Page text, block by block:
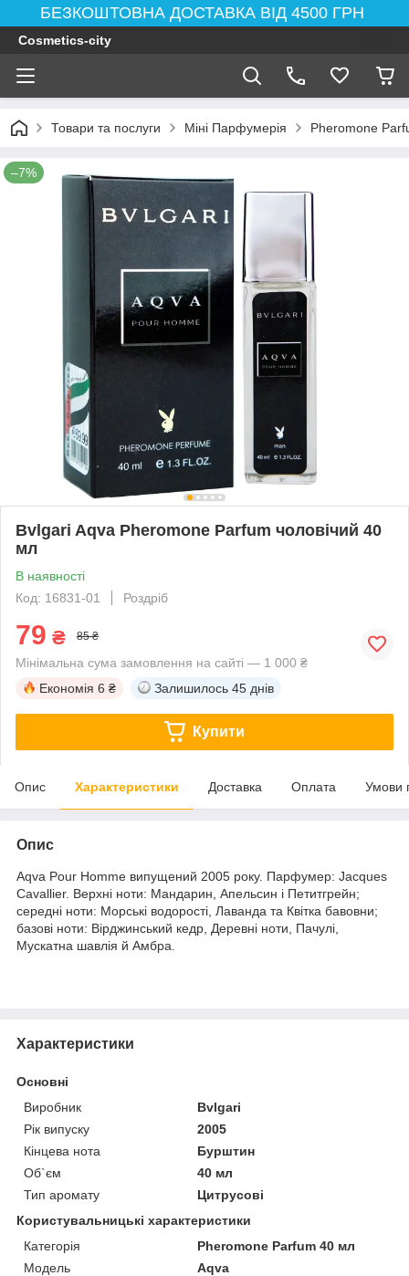
БЕЗКОШТОВНА ДОСТАВКА ВІД 4500 ГРН
Cosmetics-city
Товари та послуги Міні Парфумерія Pheromone
–7%
Bvlgari Aqva Pheromone Parfum чоловічий 40
мл
В наявності
Код: 16831-01
Роздріб
79 ₴ 85 ₴
Мінімальна сума замовлення на сайті — 1 000 ₴
Економія 6 ₴ Залишилось 45 днів
Купити
Опис Характеристики Доставка Оплата Умови
Опис
Aqva Pour Homme випущений 2005 року. Парфумер: Jacques
Cavallier. Верхні ноти: Мандарин, Апельсин і Петитгрейн;
середні ноти: Морські водорості, Лаванда та Квітка бавовни;
базові ноти: Вірджинський кедр, Деревні ноти, Пачулі,
Мускатна шавлія й Амбра.
Характеристики
Основні
Виробник
Bvlgari
Рік випуску
2005
Кінцева нота
Бурштин
Об`єм
40 мл
Тип аромату
Цитрусові
Користувальницькі характеристики
Категорія
Pheromone Parfum 40 мл
Мoдель
Aqva